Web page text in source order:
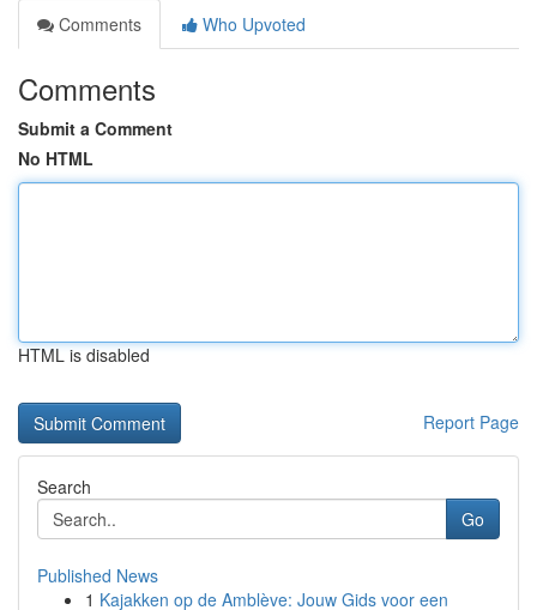
Comments
Who Upvoted
Comments
Submit a Comment
No HTML
HTML is disabled
Report Page
Search
Go
Published News
1 Kajakken op de Amblève: Jouw Gids voor een